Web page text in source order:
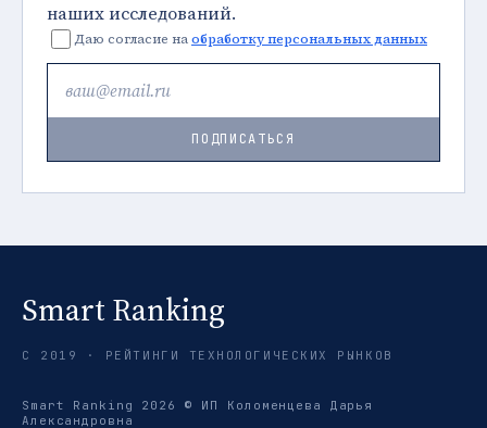
наших исследований.
Даю согласие наобработку персональных данных
ПОДПИСАТЬСЯ
Smart Ranking
С 2019 · РЕЙТИНГИ ТЕХНОЛОГИЧЕСКИХ РЫНКОВ
Smart Ranking 2026 © ИП Коломенцева Дарья
Александровна